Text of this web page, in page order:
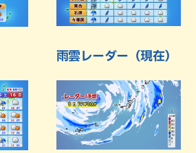
雨雲レーダー（現在）